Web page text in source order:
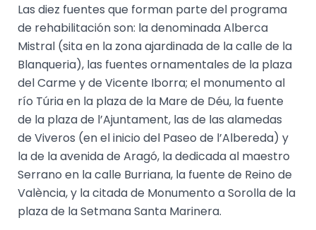
Las diez fuentes que forman parte del programa
de rehabilitación son: la denominada Alberca
Mistral (sita en la zona ajardinada de la calle de la
Blanqueria), las fuentes ornamentales de la plaza
del Carme y de Vicente Iborra; el monumento al
río Túria en la plaza de la Mare de Déu, la fuente
de la plaza de l’Ajuntament, las de las alamedas
de Viveros (en el inicio del Paseo de l’Albereda) y
la de la avenida de Aragó, la dedicada al maestro
Serrano en la calle Burriana, la fuente de Reino de
València, y la citada de Monumento a Sorolla de la
plaza de la Setmana Santa Marinera.